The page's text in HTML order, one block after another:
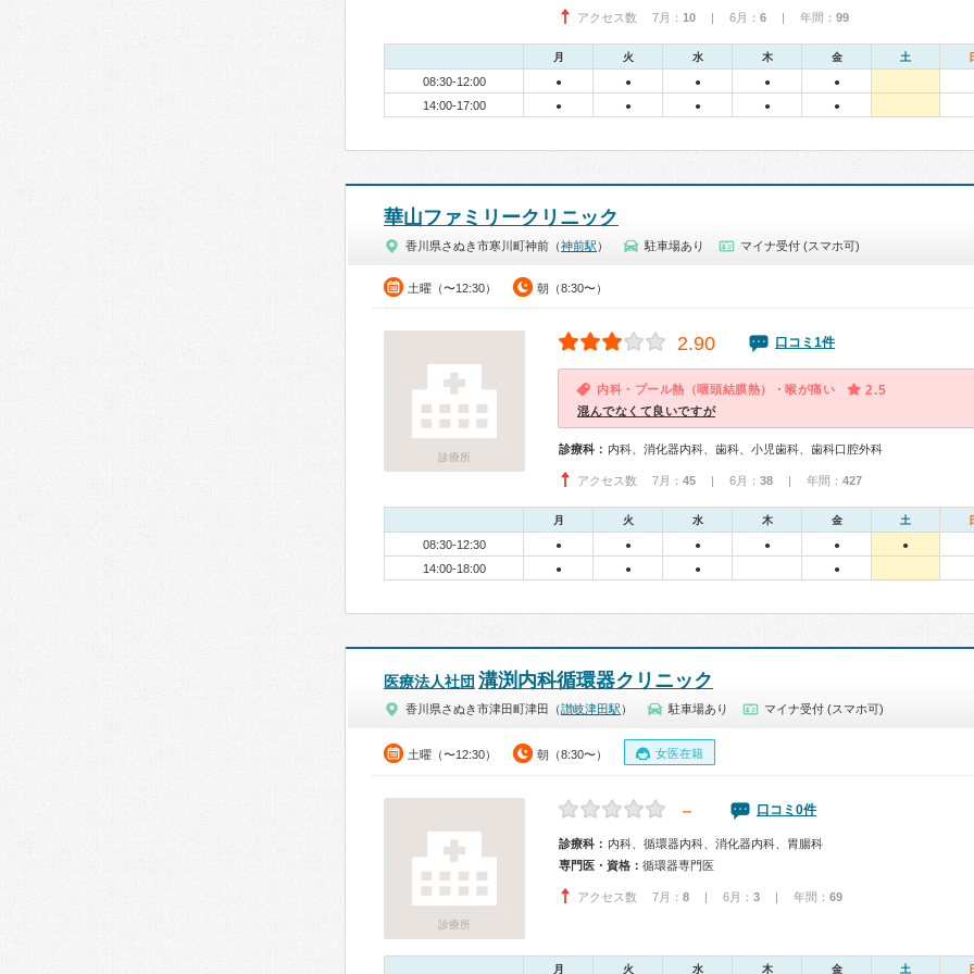
アクセス数 7月： 10 | 6月： 6 | 年間： 99
月 火 水 木 金 土
08:30-12:00 ● ● ● ● ●
14:00-17:00 ● ● ● ● ●
華山ファミリークリニック
香川県さぬき市寒川町神前（神前駅 ） 駐車場あり マイナ受付 (スマホ可)
土曜（〜12:30） 朝（8:30〜）
診療所
2.90 口コミ1件
内科・プール熱（咽頭結膜熱）・喉が痛い 2.5
混んでなくて良いですが
診療科： 内科、消化器内科、歯科、小児歯科、歯科口腔外科
アクセス数 7月： 45 | 6月： 38 | 年間： 427
月 火 水 木 金 土
08:30-12:30 ● ● ● ● ● ●
14:00-18:00 ● ● ● ●
医療法人社団 溝渕内科循環器クリニック
香川県さぬき市津田町津田（讃岐津田駅 ） 駐車場あり マイナ受付 (スマホ可)
土曜（〜12:30） 朝（8:30〜） 女医在籍
診療所
－ 口コミ0件
診療科： 内科、循環器内科、消化器内科、胃腸科
専門医・資格： 循環器専門医
アクセス数 7月： 8 | 6月： 3 | 年間： 69
月 火 水 木 金 土